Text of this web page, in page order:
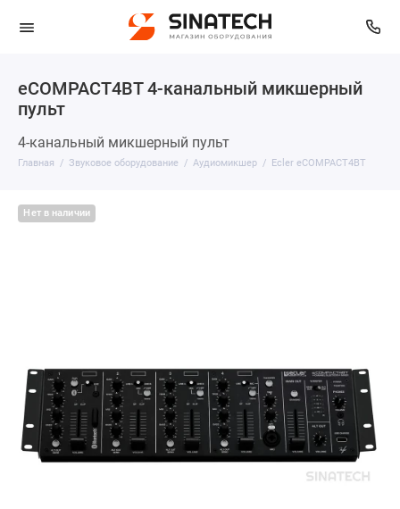
eCOMPACT4BT 4-канальный микшерный
пульт
4-канальный микшерный пульт
Главная Звуковое оборудование Аудиомикшер Ecler eCOMPACT4BT
Нет в наличии